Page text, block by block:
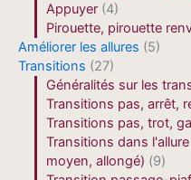
Appuyer (4)
Pirouette, pirouette
Améliorer les allures (5)
Transitions (27)
Généralités sur les
Transitions pas, arrêt,
Transitions pas, trot,
Transitions dans
moyen, allongé) (9)